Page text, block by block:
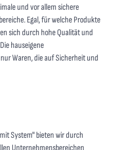
und vor allem sichere
Egal, für welche Produkte
sich durch hohe Qualität und
hauseigene
Waren, die auf Sicherheit und
System" bieten wir durch
Unternehmensbereichen